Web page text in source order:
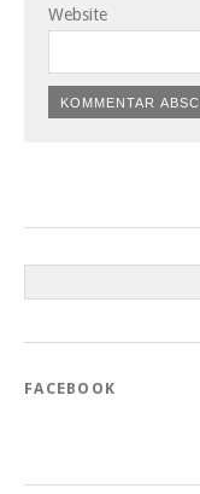
Website
FACEBOOK